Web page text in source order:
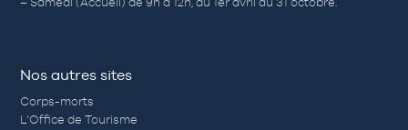
Nos autres sites
Corps-morts
L’Office de Tourisme